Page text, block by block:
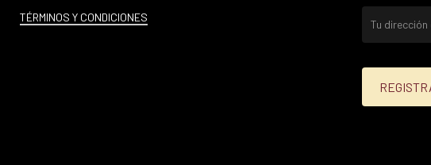
TÉRMINOS Y CONDICIONES